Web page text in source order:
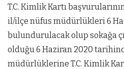
T.C. Kimlik Kartı
il/ilçe nüfus müdürlükleri 6
bulundurulacak olup sokağa
olduğu 6 Haziran 2020
müdürlüklerine T.C. Kimlik